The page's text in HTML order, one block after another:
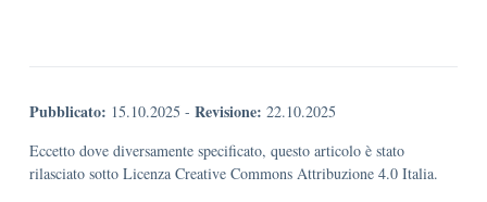
Pubblicato: 15.10.2025 - Revisione: 22.10.2025
Eccetto dove diversamente specificato, questo articolo è stato
rilasciato sotto Licenza Creative Commons Attribuzione 4.0 Italia.